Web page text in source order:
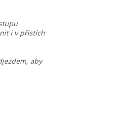
i v přístích
aby